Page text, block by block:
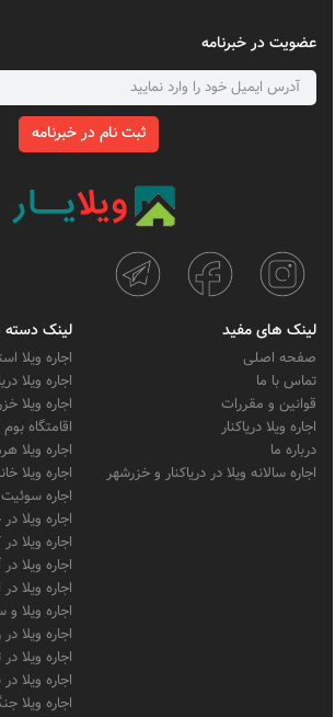
عضویت در خبرنامه
ثبت نام در خبرنامه
لینک های مفید
صفحه اصلی
تماس با ما
قوانین و مقررات
اجاره ویلا دریاکنار
درباره ما
اجاره سالانه ویلا در دریاکنار و خزرشهر
لینک دسته
اجاره ویلا
اجاره ویلا
اجاره ویلا
اقامتگاه
اجاره ویلا
اجاره ویلا
اجاره سوئیت
اجاره ویلا
اجاره ویلا
اجاره ویلا
اجاره ویلا
اجاره ویلا
اجاره ویلا
اجاره ویلا
اجاره ویلا
اجاره ویلا